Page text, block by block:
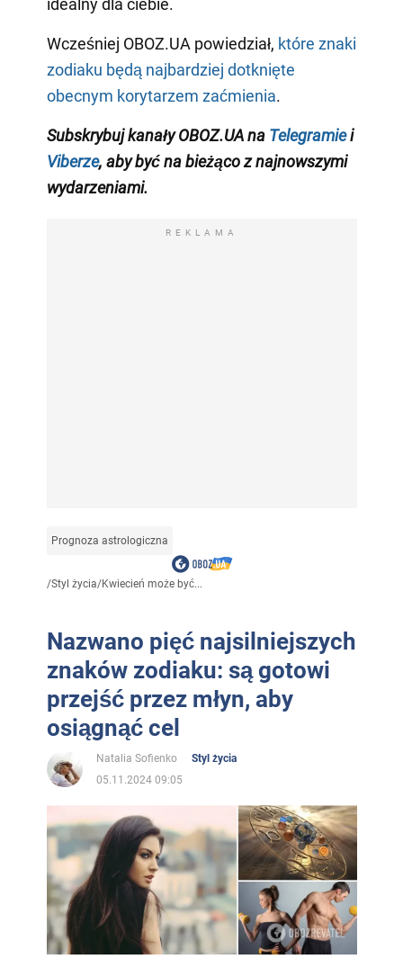
Wcześniej OBOZ.UA powiedział, które znaki
zodiaku będą najbardziej dotknięte
obecnym korytarzem zaćmienia.
Subskrybuj kanały OBOZ.UA na Telegramiei
Viberze, aby być na bieżąco znajnowszymi
wydarzeniami.
REKLAMA
Prognoza astrologiczna
/Styl życia/Kwiecień może być...
Nazwano pięć najsilniejszych
znaków zodiaku: są gotowi
przejść przez młyn, aby
osiągnąć cel
Natalia Sofienko
Styl życia
05.11.2024 09:05